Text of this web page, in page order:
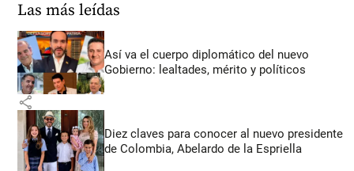
Las más leídas
Así va el cuerpo diplomático del nuevo
Gobierno: lealtades, mérito y políticos
share
Diez claves para conocer al nuevo presidente
de Colombia, Abelardo de la Espriella